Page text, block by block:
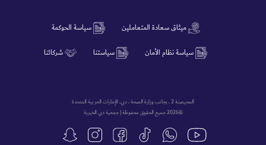
ميثاق سعادة المتعاملين سياسة الحوكمة
سياسة نظام الأمان سياستنا شركائنا
المحيصنة 2 ، بجانب وزارة الصحة ، دبي، الإمارات العربية المتحدة
©2026 جميع الحقوق محفوظة | جمعية دبي الخيرية